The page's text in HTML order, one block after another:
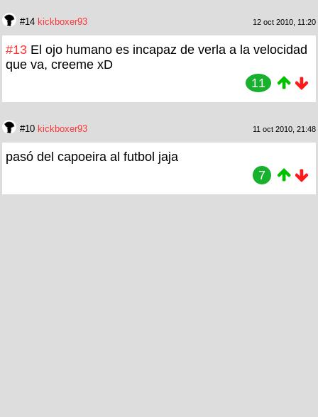
#14 kickboxer93 12 oct 2010, 11:20
#13 El ojo humano es incapaz de verla a la velocidad
que va, creeme xD
11
#10 kickboxer93 11 oct 2010, 21:48
pasó del capoeira al futbol jaja
7